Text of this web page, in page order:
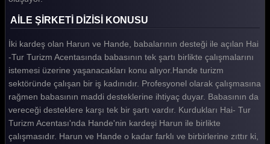
AİLE ŞİRKETİ DİZİSİ KONUSU
İki kardeş olan Harun ve Hande, babalarının desteği ile açılan Hai
-Tur Turizm Acentasında babasının tek şartı birlikte çalışmalarını
istemesi üzerine yaşanacakları konu alıyor.Hande turizm
sektöründe çalışan bir iş kadınıdır. Profesyonel olarak çalışmasına
rağmen babasının maddi desteklerine ihtiyaç duyar. Babasının da
vereceği desteklere karşı tek bir şartı vardır. Kurdukları Hai- Tur
Turizm Acentası'nda Hande'nin kardeşi Harun ile birlikte
çalışmasıdır. Harun ve Hande o kadar farklı ve birbirlerine zıttır ki,